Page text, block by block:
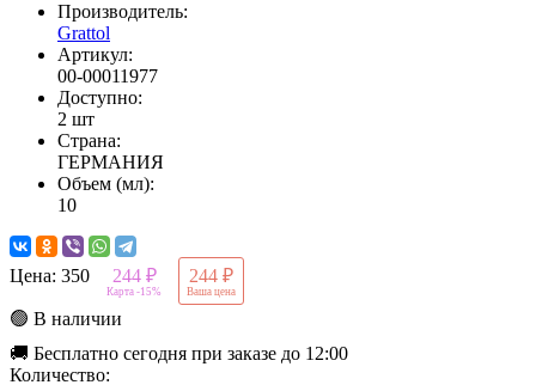
Производитель:
Grattol
Артикул:
00-00011977
Доступно:
2 шт
Страна:
ГЕРМАНИЯ
Объем (мл):
10
Цена: 350 244 ₽
Карта -15%
244 ₽
Ваша цена
🟢 В наличии
🚚 Бесплатно сегодня при заказе до 12:00
Количество: